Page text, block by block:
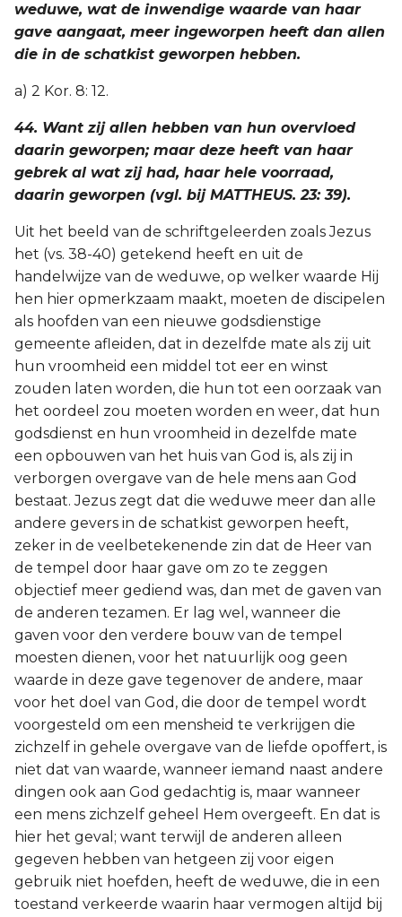
weduwe, wat de inwendige waarde van haar
gave aangaat, meer ingeworpen heeft dan allen
die in de schatkist geworpen hebben.
a) 2 Kor. 8: 12.
44. Want zij allen hebben van hun overvloed
daarin geworpen; maar deze heeft van haar
gebrek al wat zij had, haar hele voorraad,
daarin geworpen (vgl. bij MATTHEUS. 23: 39).
Uit het beeld van de schriftgeleerden zoals Jezus
het (vs. 38-40) getekend heeft en uit de
handelwijze van de weduwe, op welker waarde Hij
hen hier opmerkzaam maakt, moeten de discipelen
als hoofden van een nieuwe godsdienstige
gemeente afleiden, dat in dezelfde mate als zij uit
hun vroomheid een middel tot eer en winst
zouden laten worden, die hun tot een oorzaak van
het oordeel zou moeten worden en weer, dat hun
godsdienst en hun vroomheid in dezelfde mate
een opbouwen van het huis van God is, als zij in
verborgen overgave van de hele mens aan God
bestaat. Jezus zegt dat die weduwe meer dan alle
andere gevers in de schatkist geworpen heeft,
zeker in de veelbetekenende zin dat de Heer van
de tempel door haar gave om zo te zeggen
objectief meer gediend was, dan met de gaven van
de anderen tezamen. Er lag wel, wanneer die
gaven voor den verdere bouw van de tempel
moesten dienen, voor het natuurlijk oog geen
waarde in deze gave tegenover de andere, maar
voor het doel van God, die door de tempel wordt
voorgesteld om een mensheid te verkrijgen die
zichzelf in gehele overgave van de liefde opoffert, is
niet dat van waarde, wanneer iemand naast andere
dingen ook aan God gedachtig is, maar wanneer
een mens zichzelf geheel Hem overgeeft. En dat is
hier het geval; want terwijl de anderen alleen
gegeven hebben van hetgeen zij voor eigen
gebruik niet hoefden, heeft de weduwe, die in een
toestand verkeerde waarin haar vermogen altijd bij